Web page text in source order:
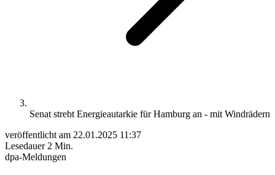
Senat strebt Energieautarkie für Hamburg an - mit Windrädern
veröffentlicht am 22.01.2025 11:37
Lesedauer 2 Min.
dpa-Meldungen